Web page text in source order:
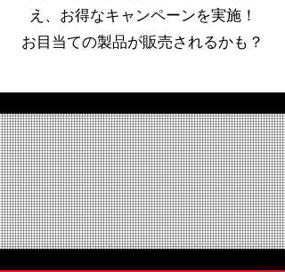
え、お得なキャンペーンを実施！
お目当ての製品が販売されるかも？